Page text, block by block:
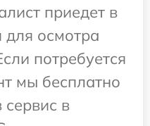
приедет в
для осмотра
потребуется
мы бесплатно
сервис в